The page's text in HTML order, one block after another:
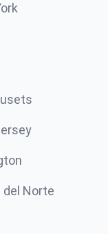
del Norte